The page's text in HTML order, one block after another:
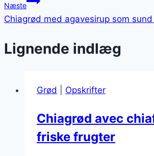
Næste
Chiagrød med agavesirup som
Lignende indlæg
Grød Opskrifter
Chiagrød avec
friske frugter